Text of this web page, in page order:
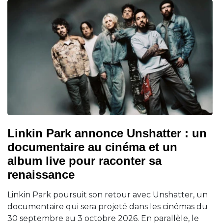
Linkin Park annonce Unshatter : un
documentaire au cinéma et un
album live pour raconter sa
renaissance
Linkin Park poursuit son retour avec Unshatter, un
documentaire qui sera projeté dans les cinémas du
30 septembre au 3 octobre 2026. En parallèle, le